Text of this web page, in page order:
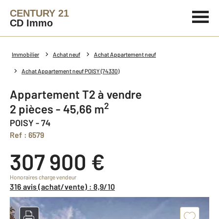
CENTURY 21
CD Immo
Immobilier Achat neuf Achat Appartement neuf
Achat Appartement neuf POISY (74330)
Appartement T2 à vendre
2 pièces - 45,66 m2
POISY - 74
Ref : 6579
307 900 €
Honoraires charge vendeur
316 avis (achat/vente) : 8,9/10